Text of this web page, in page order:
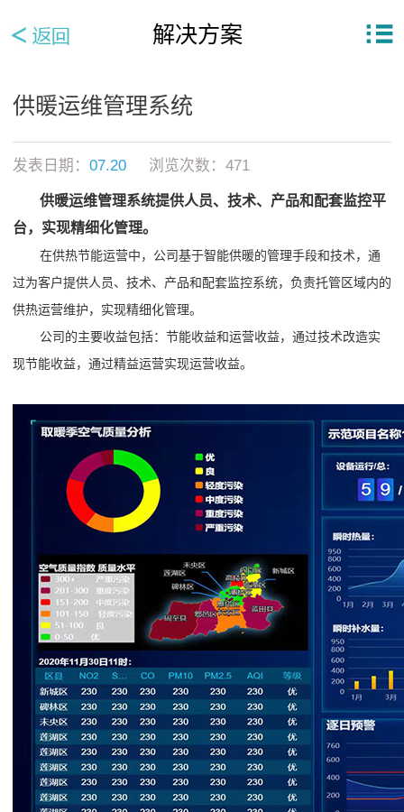
解决方案
供暖运维管理系统
发表日期： 07.20 浏览次数： 471
供暖运维管理系统提供人员、技术、产品和配套监控平
台，实现精细化管理。
在供热节能运营中，公司基于智能供暖的管理手段和技术，通
过为客户提供人员、技术、产品和配套监控系统，负责托管区域内的
供热运营维护，实现精细化管理。
公司的主要收益包括：节能收益和运营收益，通过技术改造实
现节能收益，通过精益运营实现运营收益。